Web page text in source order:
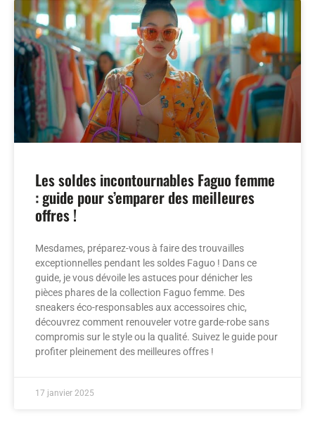
Les soldes incontournables Faguo femme
: guide pour s’emparer des meilleures
offres !
Mesdames, préparez-vous à faire des trouvailles
exceptionnelles pendant les soldes Faguo ! Dans ce
guide, je vous dévoile les astuces pour dénicher les
pièces phares de la collection Faguo femme. Des
sneakers éco-responsables aux accessoires chic,
découvrez comment renouveler votre garde-robe sans
compromis sur le style ou la qualité. Suivez le guide pour
profiter pleinement des meilleures offres !
17 janvier 2025